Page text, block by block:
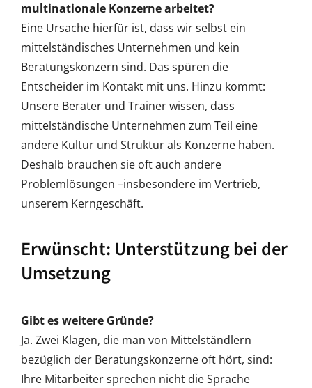
multinationale Konzerne arbeitet?
Eine Ursache hierfür ist, dass wir selbst ein
mittelständisches Unternehmen und kein
Beratungskonzern sind. Das spüren die
Entscheider im Kontakt mit uns. Hinzu kommt:
Unsere Berater und Trainer wissen, dass
mittelständische Unternehmen zum Teil eine
andere Kultur und Struktur als Konzerne haben.
Deshalb brauchen sie oft auch andere
Problemlösungen –insbesondere im Vertrieb,
unserem Kerngeschäft.
Erwünscht: Unterstützung bei der
Umsetzung
Gibt es weitere Gründe?
Ja. Zwei Klagen, die man von Mittelständlern
bezüglich der Beratungskonzerne oft hört, sind:
Ihre Mitarbeiter sprechen nicht die Sprache